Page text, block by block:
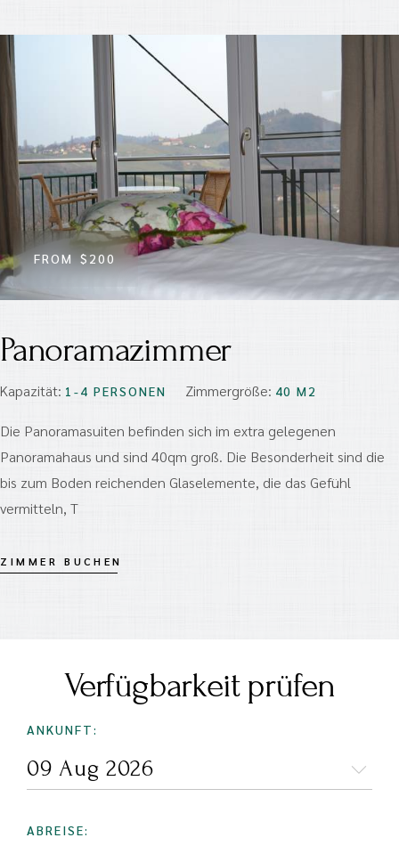
FROM $200
Panoramazimmer
Kapazität: 1-4 PERSONEN Zimmergröße: 40 M2
Die Panoramasuiten befinden sich im extra gelegenen
Panoramahaus und sind 40qm groß. Die Besonderheit sind die
bis zum Boden reichenden Glaselemente, die das Gefühl
vermitteln, T
ZIMMER BUCHEN
Verfügbarkeit prüfen
ANKUNFT:
ABREISE: